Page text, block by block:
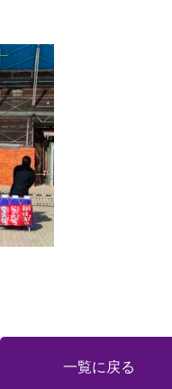
一覧に戻る